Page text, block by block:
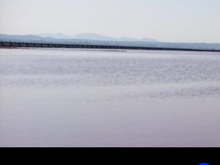
innehåll